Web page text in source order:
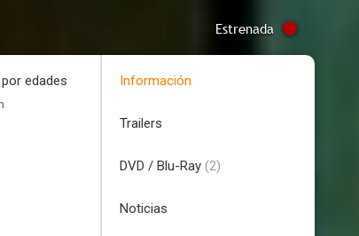
Estrenada
edades Información
Trailers
DVD / Blu-Ray (2)
Noticias